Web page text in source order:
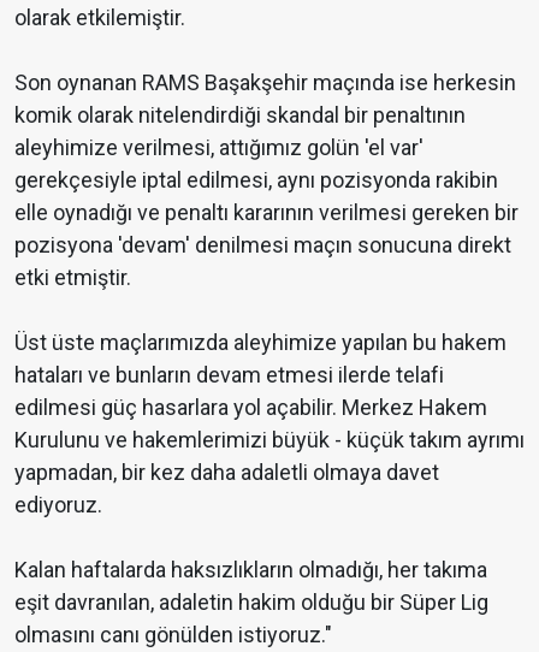
olarak etkilemiştir.
Son oynanan RAMS Başakşehir maçında ise herkesin
komik olarak nitelendirdiği skandal bir penaltının
aleyhimize verilmesi, attığımız golün 'el var'
gerekçesiyle iptal edilmesi, aynı pozisyonda rakibin
elle oynadığı ve penaltı kararının verilmesi gereken bir
pozisyona 'devam' denilmesi maçın sonucuna direkt
etki etmiştir.
Üst üste maçlarımızda aleyhimize yapılan bu hakem
hataları ve bunların devam etmesi ilerde telafi
edilmesi güç hasarlara yol açabilir. Merkez Hakem
Kurulunu ve hakemlerimizi büyük - küçük takım ayrımı
yapmadan, bir kez daha adaletli olmaya davet
ediyoruz.
Kalan haftalarda haksızlıkların olmadığı, her takıma
eşit davranılan, adaletin hakim olduğu bir Süper Lig
olmasını canı gönülden istiyoruz."